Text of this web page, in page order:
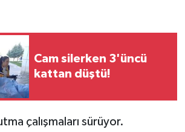
Cam silerken 3'üncü
kattan düştü!
çalışmaları sürüyor.